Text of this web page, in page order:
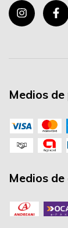
Medios
Medios de